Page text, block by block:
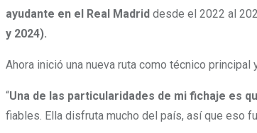
ayudante en el Real Madrid desde el 2022 al
y 2024).
Ahora inició una nueva ruta como técnico
“Una de las particularidades de mi fichaje es
fiables. Ella disfruta mucho del país, así que eso